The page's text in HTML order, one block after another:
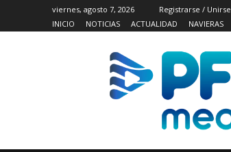
viernes, agosto 7, 2026
Registrarse / Unirse
INICIO
NOTICIAS ACTUALIDAD NAVIERAS